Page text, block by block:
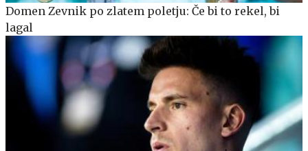
Domen Zevnik po zlatem poletju: Če bi to rekel, bi
lagal